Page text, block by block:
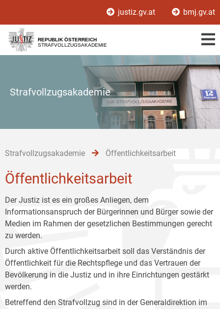
[1]
[2]
[3]
justiz.gv.at bmj.gv.at
REPUBLIK ÖSTERREICH
STRAFVOLLZUGSAKADEMIE
Strafvollzugsakademie
Strafvollzugsakademie Öffentlichkeitsarbeit
Öffentlichkeitsarbeit
Der Justiz ist es ein großes Anliegen, dem
Informationsanspruch der Bürgerinnen und Bürger sowie der
Medien im Rahmen der gesetzlichen Bestimmungen gerecht
zu werden.
Durch aktive Öffentlichkeitsarbeit soll das Verständnis der
Öffentlichkeit für die Rechtspflege und das Vertrauen der
Bevölkerung in die Justiz und in ihre Einrichtungen gestärkt
werden.
Betreffend den Strafvollzug sind in der Generaldirektion im